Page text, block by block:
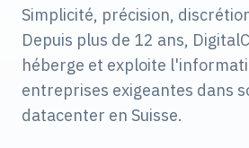
Simplicité, précision,
Depuis plus de 12 ans,
héberge et exploite
entreprises exigeantes dans
datacenter en Suisse.